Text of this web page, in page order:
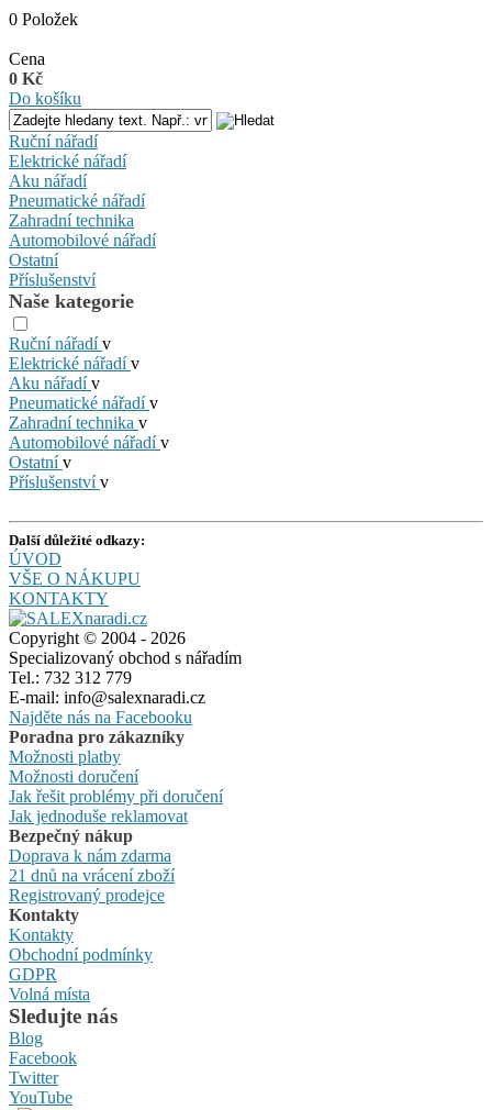
0 Položek
Cena
0 Kč
Do košíku
Ruční nářadí
Elektrické nářadí
Aku nářadí
Pneumatické nářadí
Zahradní technika
Automobilové nářadí
Ostatní
Příslušenství
Naše kategorie
Ruční nářadív
Elektrické nářadív
Aku nářadív
Pneumatické nářadív
Zahradní technika v
Automobilové nářadív
Ostatnív
Příslušenstvív
Další důležité odkazy:
ÚVOD
VŠE O NÁKUPU
KONTAKTY
Copyright © 2004 - 2026
Specializovaný obchod s nářadím
Tel.: 732 312 779
E-mail: info@salexnaradi.cz
Najděte nás na Facebooku
Poradna pro zákazníky
Možnosti platby
Možnosti doručení
Jak řešit problémy při doručení
Jak jednoduše reklamovat
Bezpečný nákup
Doprava k nám zdarma
21 dnů na vrácení zboží
Registrovaný prodejce
Kontakty
Kontakty
Obchodní podmínky
GDPR
Volná místa
Sledujte nás
Blog
Facebook
Twitter
YouTube